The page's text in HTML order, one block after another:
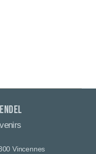
Vincennes